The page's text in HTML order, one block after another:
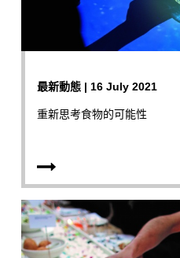
最新動態 | 16 July 2021
重新思考食物的可能性